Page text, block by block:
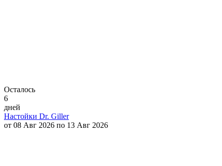
Осталось
6
дней
Настойки Dr. Giller
от 08 Авг 2026 по 13 Авг 2026